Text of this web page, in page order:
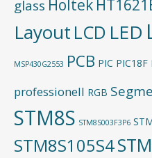
glass Holtek
Layout LCD LED
MSP430G2553 PCB PIC PIC18F
professionell RGB
STM8S STM8S003F3P6
STM8S105S4